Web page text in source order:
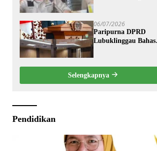
Dituntaskan
06/07/2026
Paripurna DPRD
Lubuklinggau Bahas
Sampaikan Jawaban
Eksekutif
Selengkapnya
Pendidikan